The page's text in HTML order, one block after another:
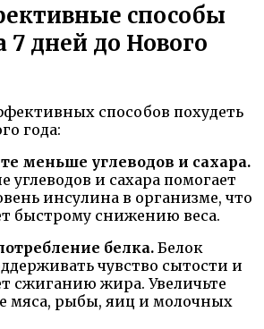
способы
7 дней до Нового
способов похудеть
года:
меньше углеводов и сахара.
углеводов и сахара помогает
инсулина в организме, что
быстрому снижению веса.
белка. Белок
чувство сытости и
сжиганию жира. Увеличьте
мяса, рыбы, яиц и молочных